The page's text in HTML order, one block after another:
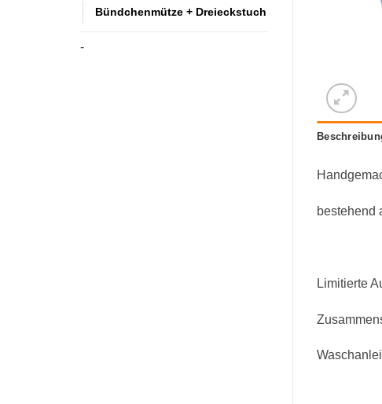
Bündchenmütze + Dreieckstuch
-
bestehend
Limitierte